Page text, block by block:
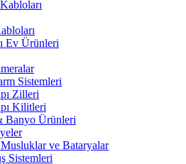
Ev Ürünleri
Sistemleri
Zilleri
Kilitleri
Banyo Ürünleri
ve Bataryalar
Sistemleri